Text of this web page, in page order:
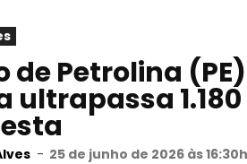
de Petrolina
ultrapassa
- 25 de junho de 2026 às 16:30h